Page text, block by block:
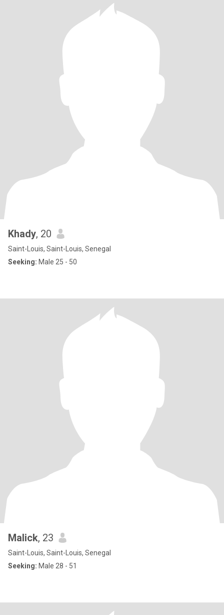
Khady, 20
Saint-Louis, Saint-Louis, Senegal
Seeking: Male 25 - 50
Malick, 23
Saint-Louis, Saint-Louis, Senegal
Seeking: Male 28 - 51